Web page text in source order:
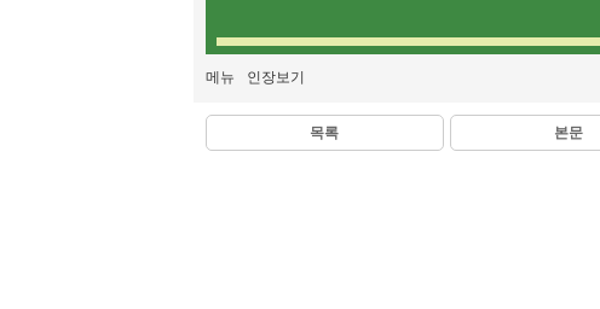
메뉴 인장보기
목록 본문